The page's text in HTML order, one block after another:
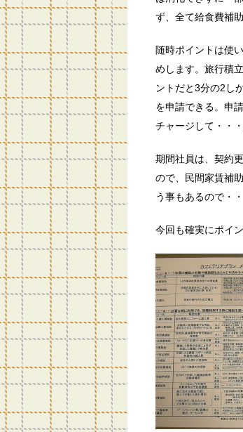
ず、全て給食費補
随時ポイントは使
めします。旅行積
ントだと3分の2し
を申請できる。申
チャージして・・・
期間社員は、契約
ので、民間家賃補
う事もあるので・・
今回も確実にポイ